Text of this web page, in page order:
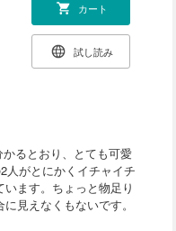
カート
試し読み
るとおり、とても可愛
人がとにかくイチャイチ
ます。ちょっと物足り
見えなくもないです。